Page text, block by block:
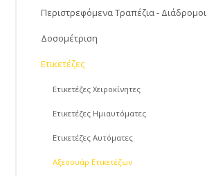
Περιστρεφόμενα Τραπέζια - Διάδρομοι
Δοσομέτριση
Ετικετέζες
Ετικετέζες Χειροκίνητες
Ετικετέζες Ημιαυτόματες
Ετικετέζες Αυτόματες
Αξεσουάρ Ετικετέζων